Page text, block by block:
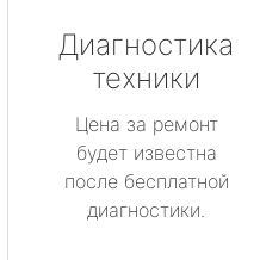
Диагностика
техники
Цена за ремонт
будет известна
после бесплатной
диагностики.